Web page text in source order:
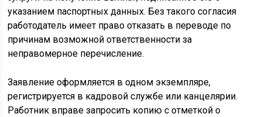
указанием паспортных данных. Без такого согласия
работодатель имеет право отказать в переводе по
причинам возможной ответственности за
неправомерное перечисление.
Заявление оформляется в одном экземпляре,
регистрируется в кадровой службе или канцелярии.
Работник вправе запросить копию с отметкой о